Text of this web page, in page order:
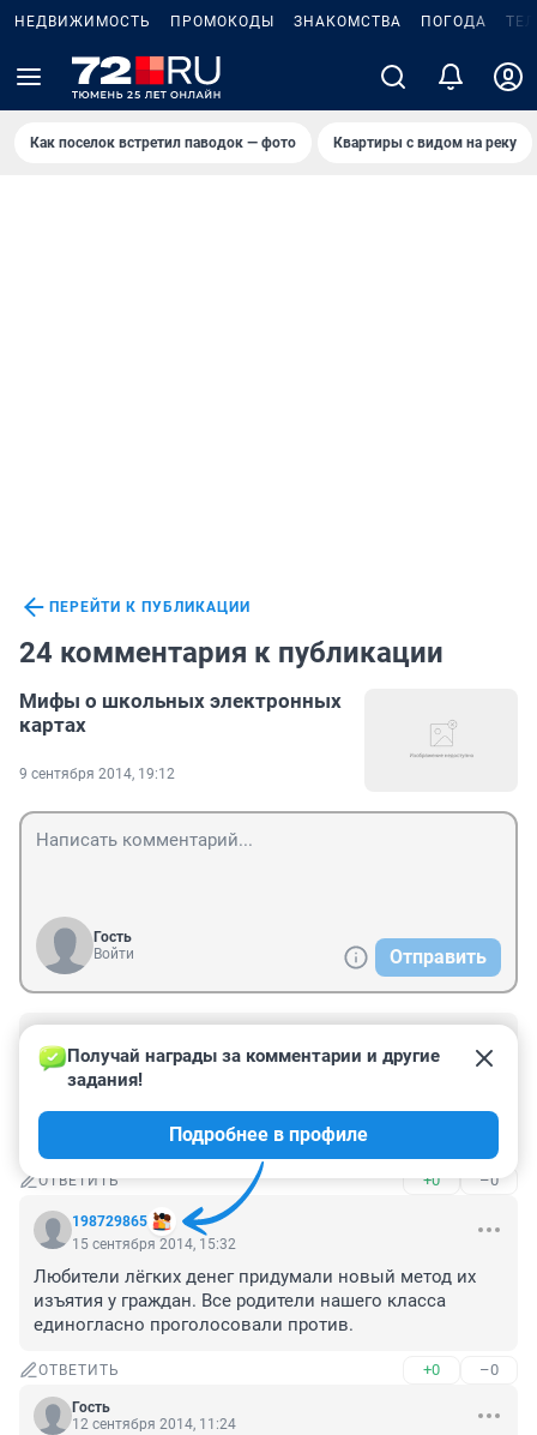
НЕДВИЖИМОСТЬ ПРОМОКОДЫ ЗНАКОМСТВА ПОГОДА
Как поселок встретил паводок — фото Квартиры с видом на реку
ПЕРЕЙТИ К ПУБЛИКАЦИИ
24 комментария к публикации
Мифы о школьных электронных
картах
9 сентября 2014, 19:12
Гость
Войти
Отправить
21 ноября 2017, 14:22
У нас и не спрашивали согласия, вручили карту и
будьте здоровы. Именно лобирование интересов
банка, а противопожарная безопасность ....
ОТВЕТИТЬ +0 –0
198729865
Получай награды за комментарии и другие
задания!
Подробнее в профиле
15 сентября 2014, 15:32
Любители лёгких денег придумали новый метод их
изъятия у граждан. Все родители нашего класса
единогласно проголосовали против.
ОТВЕТИТЬ +0 –0
Гость
12 сентября 2014, 11:24